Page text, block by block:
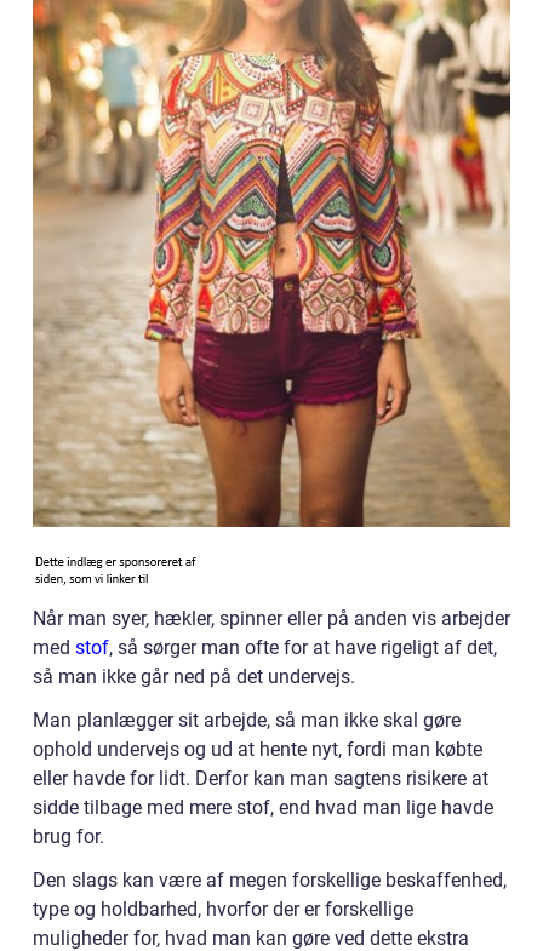
Når man syer, hækler, spinner eller på anden vis arbejder
med stof, så sørger man ofte for at have rigeligt af det,
så man ikke går ned på det undervejs.
Man planlægger sit arbejde, så man ikke skal gøre
ophold undervejs og ud at hente nyt, fordi man købte
eller havde for lidt. Derfor kan man sagtens risikere at
sidde tilbage med mere stof, end hvad man lige havde
brug for.
Den slags kan være af megen forskellige beskaffenhed,
type og holdbarhed, hvorfor der er forskellige
muligheder for, hvad man kan gøre ved dette ekstra